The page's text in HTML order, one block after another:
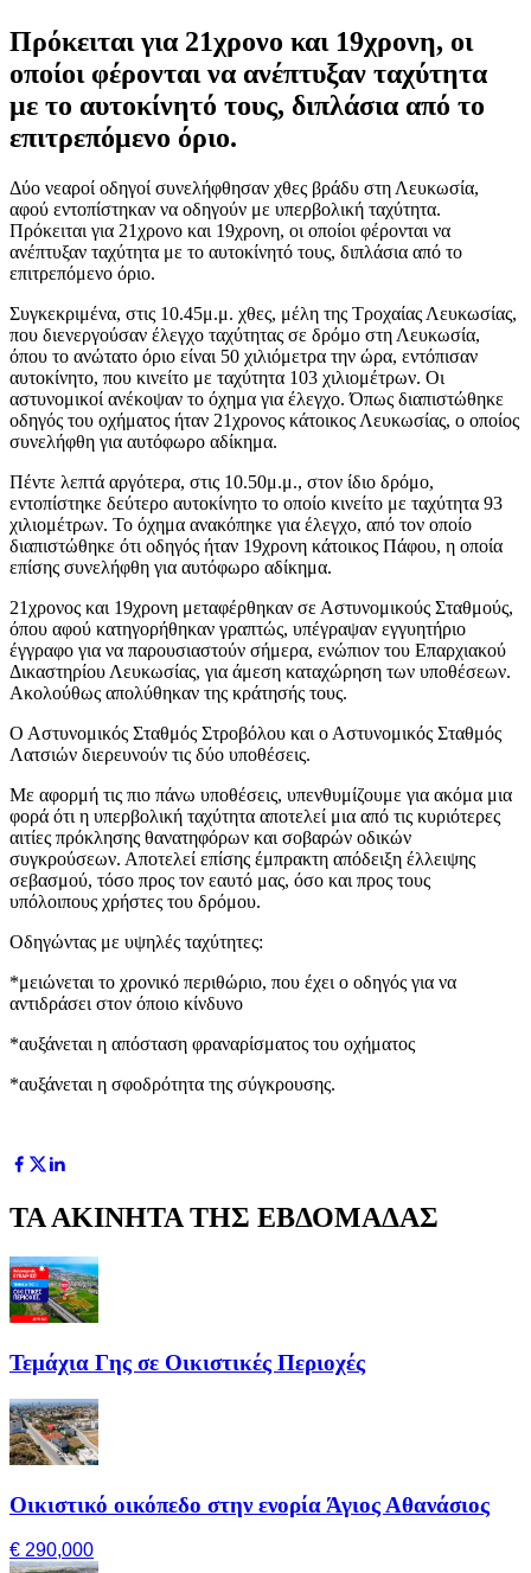
Πρόκειται για 21χρονο και 19χρονη, οι
οποίοι φέρονται να ανέπτυξαν ταχύτητα
με το αυτοκίνητό τους, διπλάσια από το
επιτρεπόμενο όριο.
Δύο νεαροί οδηγοί συνελήφθησαν χθες βράδυ στη Λευκωσία,
αφού εντοπίστηκαν να οδηγούν με υπερβολική ταχύτητα.
Πρόκειται για 21χρονο και 19χρονη, οι οποίοι φέρονται να
ανέπτυξαν ταχύτητα με το αυτοκίνητό τους, διπλάσια από το
επιτρεπόμενο όριο.
Συγκεκριμένα, στις 10.45μ.μ. χθες, μέλη της Τροχαίας Λευκωσίας,
που διενεργούσαν έλεγχο ταχύτητας σε δρόμο στη Λευκωσία,
όπου το ανώτατο όριο είναι 50 χιλιόμετρα την ώρα, εντόπισαν
αυτοκίνητο, που κινείτο με ταχύτητα 103 χιλιομέτρων. Οι
αστυνομικοί ανέκοψαν το όχημα για έλεγχο. Όπως διαπιστώθηκε
οδηγός του οχήματος ήταν 21χρονος κάτοικος Λευκωσίας, ο οποίος
συνελήφθη για αυτόφωρο αδίκημα.
Πέντε λεπτά αργότερα, στις 10.50μ.μ., στον ίδιο δρόμο,
εντοπίστηκε δεύτερο αυτοκίνητο το οποίο κινείτο με ταχύτητα 93
χιλιομέτρων. Το όχημα ανακόπηκε για έλεγχο, από τον οποίο
διαπιστώθηκε ότι οδηγός ήταν 19χρονη κάτοικος Πάφου, η οποία
επίσης συνελήφθη για αυτόφωρο αδίκημα.
21χρονος και 19χρονη μεταφέρθηκαν σε Αστυνομικούς Σταθμούς,
όπου αφού κατηγορήθηκαν γραπτώς, υπέγραψαν εγγυητήριο
έγγραφο για να παρουσιαστούν σήμερα, ενώπιον του Επαρχιακού
Δικαστηρίου Λευκωσίας, για άμεση καταχώρηση των υποθέσεων.
Ακολούθως απολύθηκαν της κράτησής τους.
Ο Αστυνομικός Σταθμός Στροβόλου και ο Αστυνομικός Σταθμός
Λατσιών διερευνούν τις δύο υποθέσεις.
Με αφορμή τις πιο πάνω υποθέσεις, υπενθυμίζουμε για ακόμα μια
φορά ότι η υπερβολική ταχύτητα αποτελεί μια από τις κυριότερες
αιτίες πρόκλησης θανατηφόρων και σοβαρών οδικών
συγκρούσεων. Αποτελεί επίσης έμπρακτη απόδειξη έλλειψης
σεβασμού, τόσο προς τον εαυτό μας, όσο και προς τους
υπόλοιπους χρήστες του δρόμου.
Οδηγώντας με υψηλές ταχύτητες:
*μειώνεται το χρονικό περιθώριο, που έχει ο οδηγός για να
αντιδράσει στον όποιο κίνδυνο
*αυξάνεται η απόσταση φραναρίσματος του οχήματος
*αυξάνεται η σφοδρότητα της σύγκρουσης.
ΤΑ ΑΚΙΝΗΤΑ ΤΗΣ ΕΒΔΟΜΑΔΑΣ
Τεμάχια Γης σε Οικιστικές Περιοχές
Οικιστικό οικόπεδο στην ενορία Άγιος Αθανάσιος
€ 290,000